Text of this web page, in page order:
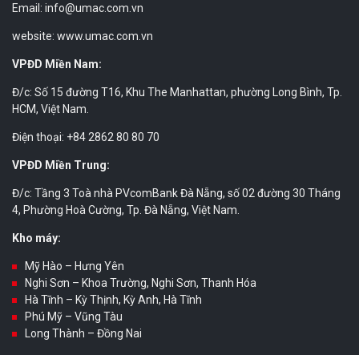
Email: info@umac.com.vn
website: www.umac.com.vn
VPĐD Miền Nam:
Đ/c: Số 15 đường T16, Khu The Manhattan, phường Long Bình, Tp.
HCM, Việt Nam.
Điện thoại: +84 2862 80 80 70
VPĐD Miền Trung:
Đ/c: Tầng 3 Toà nhà PVcomBank Đà Nẵng, số 02 đường 30 Tháng
4, Phường Hoà Cường, Tp. Đà Nẵng, Việt Nam.
Kho máy:
Mỹ Hào – Hưng Yên
Nghi Sơn – Khoa Trường, Nghi Sơn, Thanh Hóa
Hà Tĩnh – Kỳ Thịnh, Kỳ Anh, Hà Tĩnh
Phú Mỹ – Vũng Tàu
Long Thành – Đồng Nai